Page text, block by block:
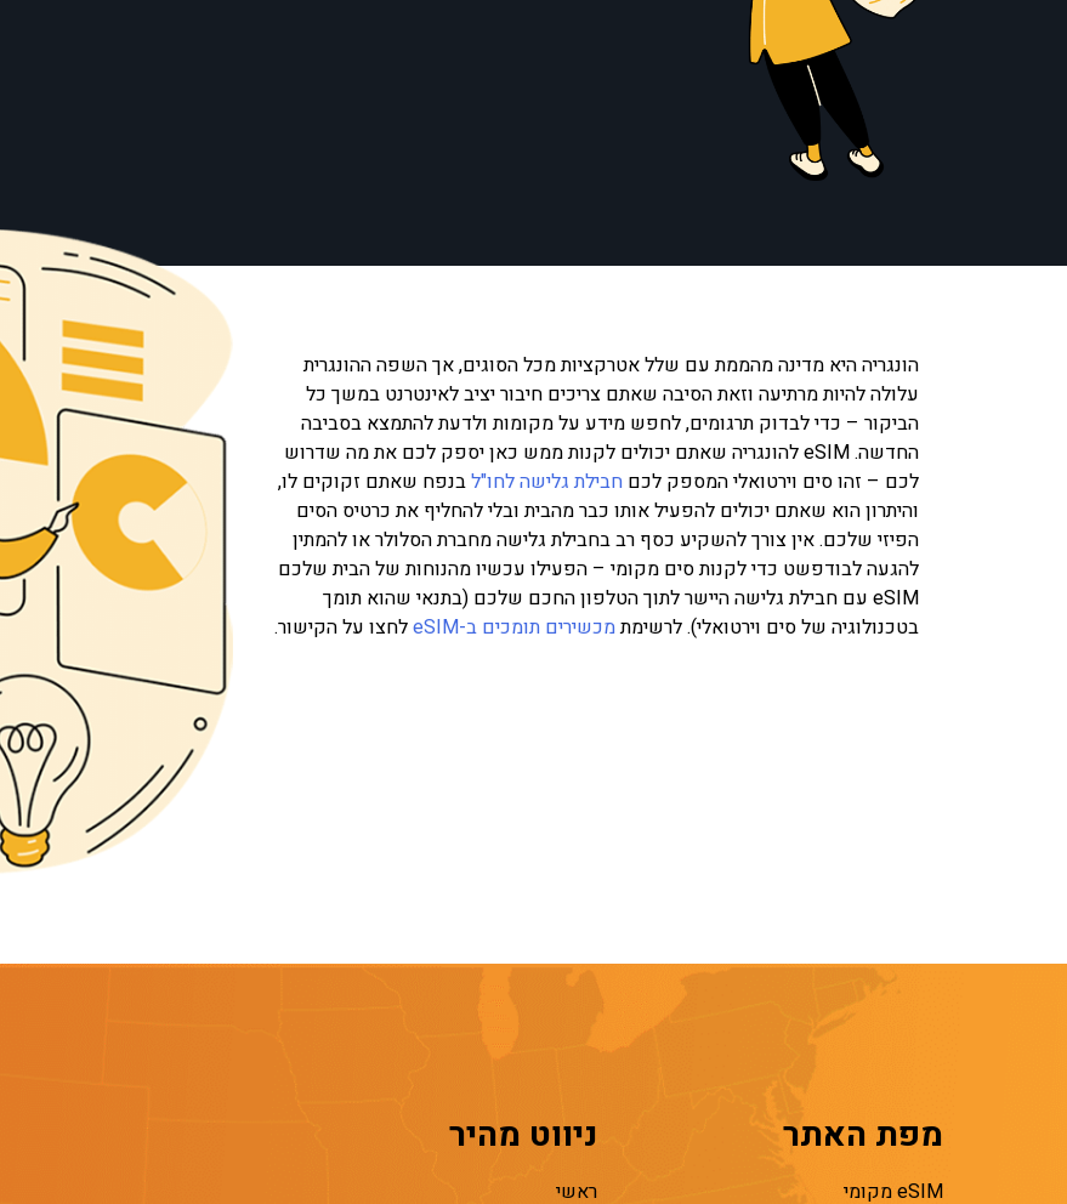
הונגריה היא מדינה מהממת עם שלל אטרקציות מכל הסוגים, אך השפה ההונגרית
עלולה להיות מרתיעה וזאת הסיבה שאתם צריכים חיבור יציב לאינטרנט במשך כל
הביקור – כדי לבדוק תרגומים, לחפש מידע על מקומות ולדעת להתמצא בסביבה
החדשה. eSIM להונגריה שאתם יכולים לקנות ממש כאן יספק לכם את מה שדרוש
לכם – זהו סים וירטואלי המספק לכם חבילת גלישה לחו"לבנפח שאתם זקוקים לו,
והיתרון הוא שאתם יכולים להפעיל אותו כבר מהבית ובלי להחליף את כרטיס הסים
הפיזי שלכם. אין צורך להשקיע כסף רב בחבילת גלישה מחברת הסלולר או להמתין
להגעה לבודפשט כדי לקנות סים מקומי – הפעילו עכשיו מהנוחות של הבית שלכם
eSIM עם חבילת גלישה היישר לתוך הטלפון החכם שלכם (בתנאי שהוא תומך
בטכנולוגיה של סים וירטואלי). לרשימתמכשירים תומכים ב-eSIM לחצו על הקישור.
מפת האתר
eSIM מקומי
ניווט מהיר
ראשי